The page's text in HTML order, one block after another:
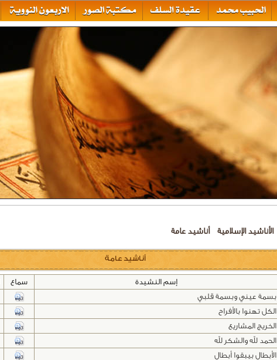
الأناشيد الإسلامية أناشيد عامة
أناشيد عامة
إسم النشيدة سماع
بسمة عيني وبسمة قلبي
الكل تهنوا بالأفراح
الخريج المشاريع
الحمد لله والشكر لله
الأبطال بيبقوا أبطال